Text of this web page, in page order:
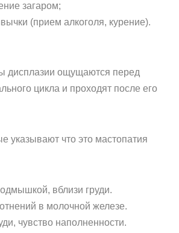
загаром;
(прием алкоголя, курение).
дисплазии ощущаются перед
цикла и проходят после его
указывают что это мастопатия
вблизи груди.
в молочной железе.
чувство наполненности.